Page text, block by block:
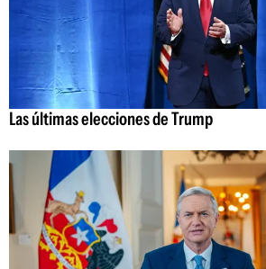
Las últimas elecciones de Trump